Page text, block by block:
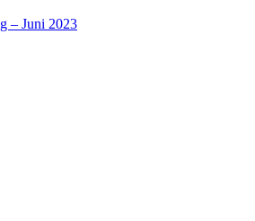
– Juni 2023